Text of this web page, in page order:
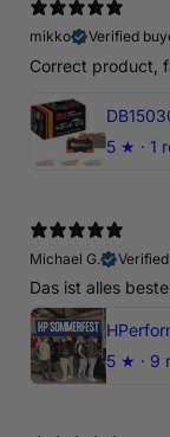
mikko
Verified
Correct product,
5 ★ · 1
Michael G.
Das ist alles
5 ★ · 9